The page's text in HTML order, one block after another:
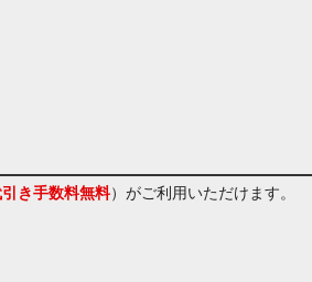
き手数料無料） がご利用いただけます。